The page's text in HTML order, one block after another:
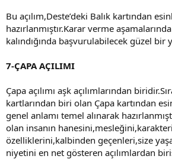
Bu açılım,Deste’deki Balık kartından
hazırlanmıştır.Karar verme
kalındığında başvurulabilecek güzel bir
7-ÇAPA AÇILIMI
Çapa açılımı aşk açılımlarından
kartlarından biri olan Çapa kartından
genel anlamı temel alınarak
olan insanın
özelliklerini,kalbinden geçenleri,size
niyetini en net gösteren açılımlardan